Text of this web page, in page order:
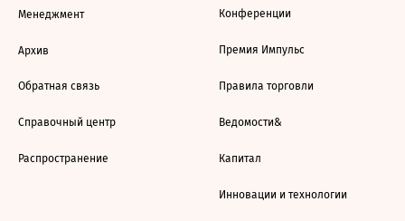
Менеджмент
Архив
Обратная связь
Справочный центр
Распространение
Конференции
Премия Импульс
Правила торговли
Ведомости&
Капитал
Инновации и технологии